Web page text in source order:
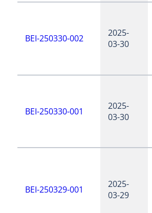
BEI-250330-002
2025-
03-30
BEI-250330-001
2025-
03-30
BEI-250329-001
2025-
03-29